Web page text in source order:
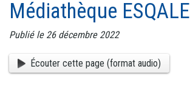
Médiathèque ESQALE
Publié le 26 décembre 2022
Écouter cette page (format audio)